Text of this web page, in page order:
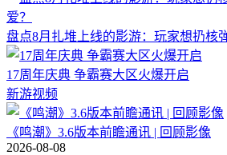
盘点8月扎堆上线的影游：玩家想扔核
17周年庆典 争霸赛大区火爆开启
新游视频
《鸣潮》3.6版本前瞻通讯 | 回顾影像
2026-08-08